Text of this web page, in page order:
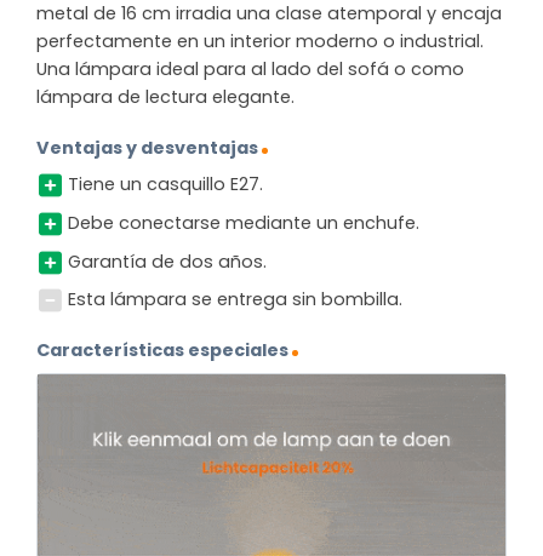
metal de 16 cm irradia una clase atemporal y encaja
perfectamente en un interior moderno o industrial.
Una lámpara ideal para al lado del sofá o como
lámpara de lectura elegante.
Ventajas y desventajas
Tiene un casquillo E27.
Debe conectarse mediante un enchufe.
Garantía de dos años.
Esta lámpara se entrega sin bombilla.
Características especiales